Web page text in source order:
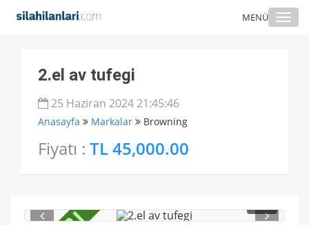
MENÜ
2.el av tufegi
25 Haziran 2024 21:45:46
Anasayfa Markalar Browning
Fiyatı : TL 45,000.00
1/ 2